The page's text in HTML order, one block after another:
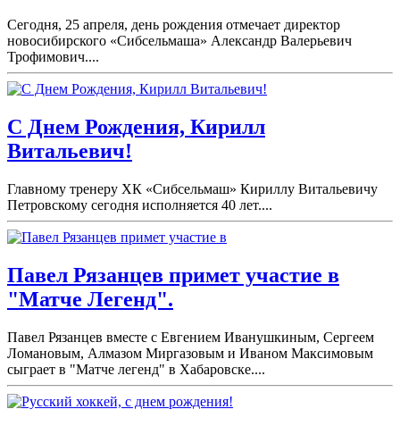
Сегодня, 25 апреля, день рождения отмечает директор
новосибирского «Сибсельмаша» Александр Валерьевич
Трофимович....
С Днем Рождения, Кирилл
Витальевич!
Главному тренеру ХК «Сибсельмаш» Кириллу Витальевичу
Петровскому сегодня исполняется 40 лет....
Павел Рязанцев примет участие в
"Матче Легенд".
Павел Рязанцев вместе с Евгением Иванушкиным, Сергеем
Ломановым, Алмазом Миргазовым и Иваном Максимовым
сыграет в "Матче легенд" в Хабаровске....